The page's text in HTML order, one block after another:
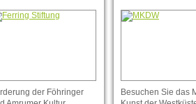
der Föhringer
Besuchen Sie das